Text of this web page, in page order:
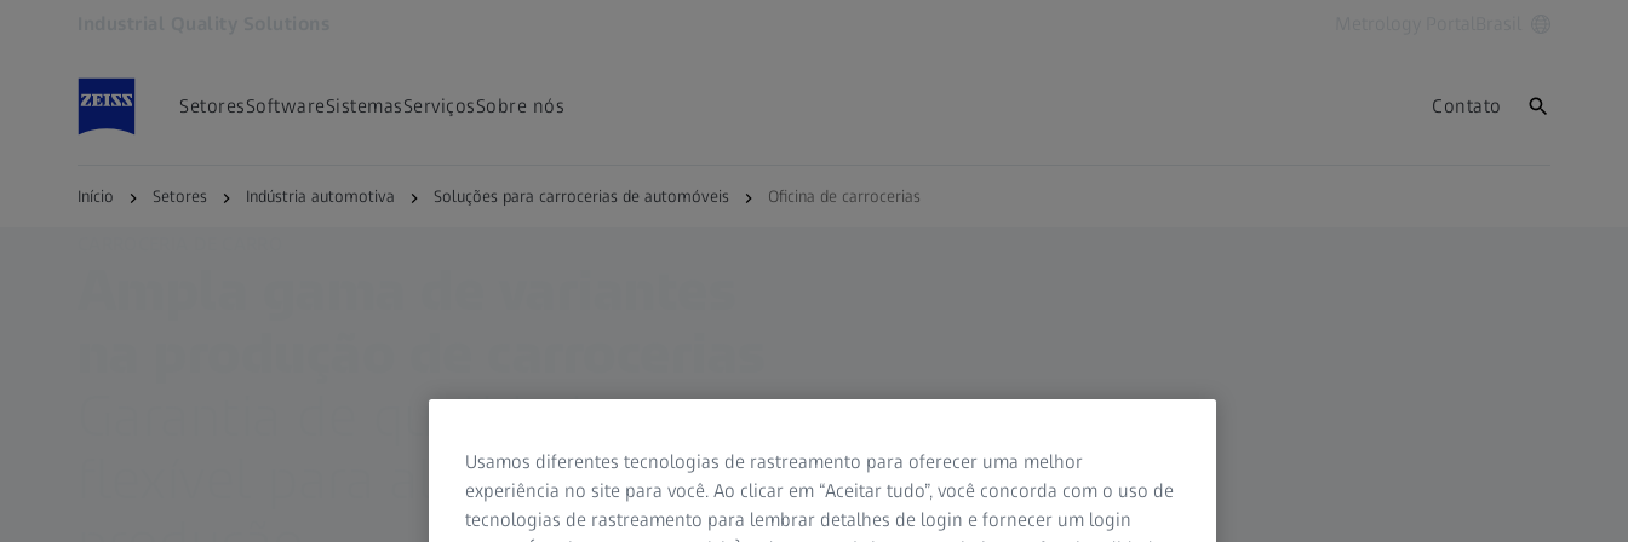
SetoresSoftwareSistemasServiçosSobre nós Contato
Início Setores Indústria automotiva Soluções para carrocerias de automóveis Oficina de carrocerias
Garantia de qualidade
flexível para altas taxas deUsamos diferentes tecnologias de rastreamento para oferecer uma melhor
experiência no site para você. Ao clicar em “Aceitar tudo”, você concorda com o uso de
tecnologias de rastreamento para lembrar detalhes de login e fornecer um login